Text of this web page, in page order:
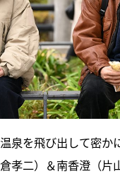
泉を飛び出して密か
孝二）＆南香澄（片